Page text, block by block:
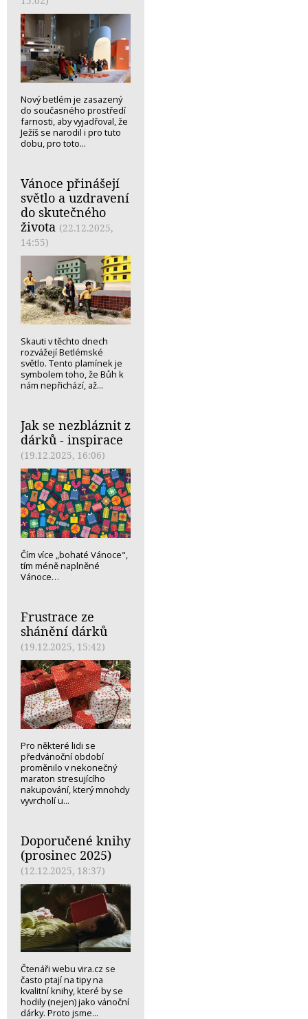
Nový betlém je zasazený
do současného prostředí
farnosti, aby vyjadřoval, že
Ježíš se narodil i pro tuto
dobu, pro toto...
Vánoce přinášejí
světlo a uzdravení
do skutečného
života (22.12.2025,
14:55)
Skauti v těchto dnech
rozvážejí Betlémské
světlo. Tento plamínek je
symbolem toho, že Bůh k
nám nepřichází, až...
Jak se nezbláznit z
dárků - inspirace
(19.12.2025, 16:06)
Čím více „bohaté Vánoce",
tím méně naplněné
Vánoce…
Frustrace ze
shánění dárků
(19.12.2025, 15:42)
Pro některé lidi se
předvánoční období
proměnilo v nekonečný
maraton stresujícího
nakupování, který mnohdy
vyvrcholí u...
Doporučené knihy
(prosinec 2025)
(12.12.2025, 18:37)
Čtenáři webu vira.cz se
často ptají na tipy na
kvalitní knihy, které by se
hodily (nejen) jako vánoční
dárky. Proto jsme...